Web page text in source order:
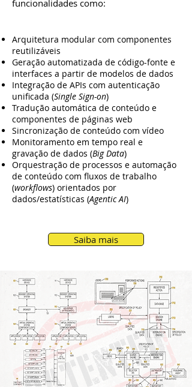
funcionalidades como:
Arquitetura modular com componentes
reutilizáveis
Geração automatizada de código-fonte e
interfaces a partir de modelos de dados
Integração de APIs com autenticação
unificada (Single Sign-on)
Tradução automática de conteúdo e
componentes de páginas web
Sincronização de conteúdo com vídeo
Monitoramento em tempo real e
gravação de dados (Big Data)
Orquestração de processos e automação
de conteúdo com fluxos de trabalho
(workflows) orientados por
dados/estatísticas (Agentic AI)
Saiba mais